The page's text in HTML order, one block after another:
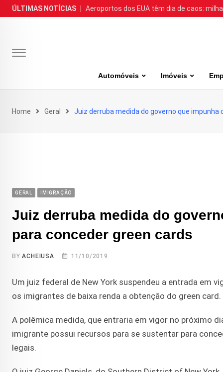
Skip
to
ÚLTIMAS NOTÍCIAS Aeroportos dos EUA têm dia de caos:
Automóveis Imóveis
Home Geral Juiz derruba medida do governo que
GERAL IMIGRAÇÃO
Juiz derruba medida do
para conceder green cards
BYACHEIUSA 11/10/2019
Um juiz federal de New York suspendeu a entrada em
os imigrantes de baixa renda a obtenção do green card.
A polêmica medida, que entraria em vigor no próximo
imigrante possui recursos para se sustentar para
legais.